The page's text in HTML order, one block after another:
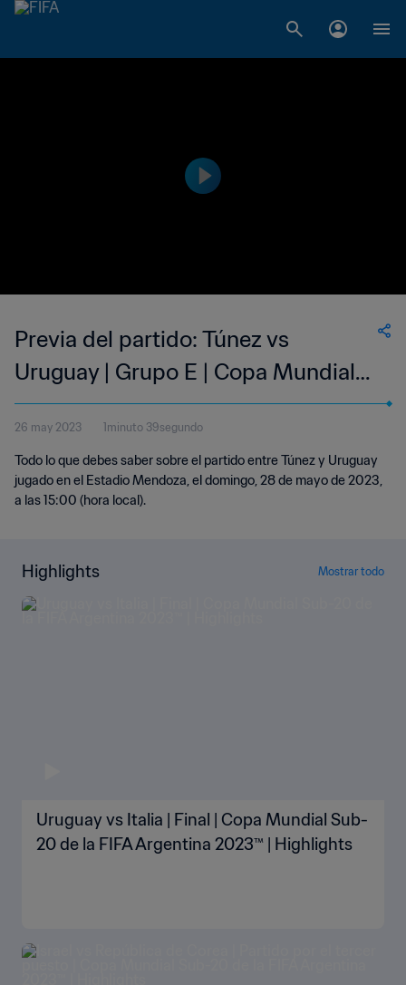
Previa del partido: Túnez vs
Uruguay | Grupo E | Copa Mundial
Sub-20 de la FIFA Argentina 2023™
26 may 2023 1minuto 39segundo
Todo lo que debes saber sobre el partido entre Túnez y Uruguay
jugado en el Estadio Mendoza, el domingo, 28 de mayo de 2023,
a las 15:00 (hora local).
Highlights Mostrar todo
Uruguay vs Italia | Final | Copa Mundial Sub-
20 de la FIFA Argentina 2023™ | Highlights